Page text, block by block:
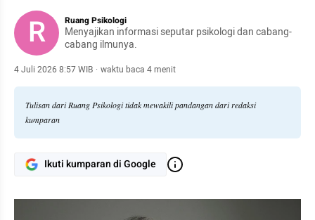
R Ruang Psikologi
Menyajikan informasi seputar psikologi dan cabang-
cabang ilmunya.
4 Juli 2026 8:57 WIB · waktu baca 4 menit
Tulisan dari Ruang Psikologi tidak mewakili pandangan dari redaksi
kumparan
Ikuti kumparan di Google